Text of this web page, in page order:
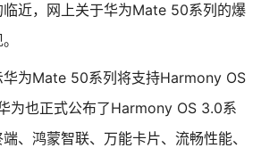
近，网上关于华为Mate 50系列的爆
华为Mate 50系列将支持Harmony OS
为也正式公布了Harmony OS 3.0系
、鸿蒙智联、万能卡片、流畅性能、